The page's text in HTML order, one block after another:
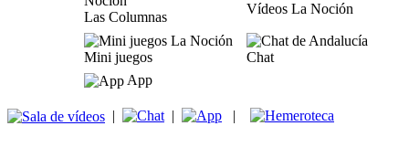
Las Columnas
Vídeos La Noción
Mini juegos
Chat
App
| | |